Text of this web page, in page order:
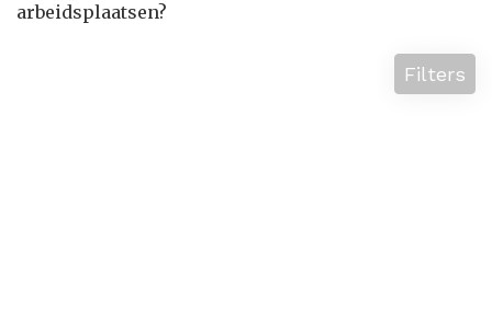
arbeidsplaatsen?
Filters